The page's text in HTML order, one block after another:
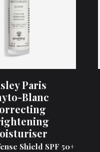
Paris
Blanc
Shield SPF 50+